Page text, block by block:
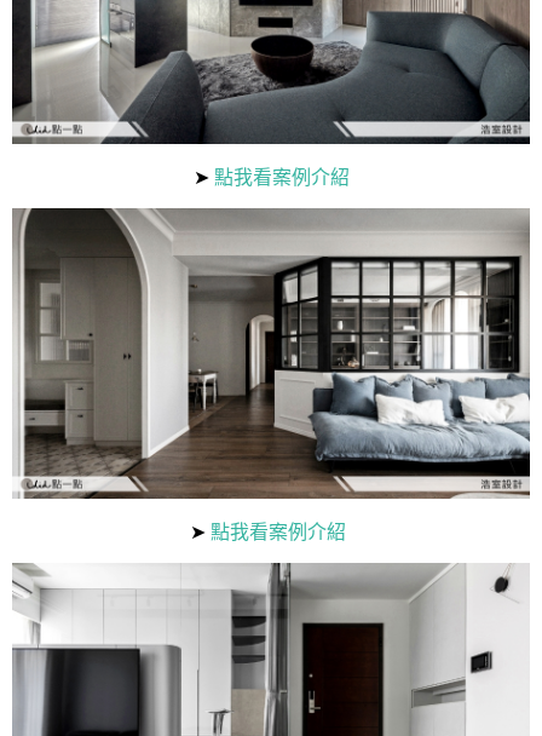
➤ 點我看案例介紹
➤ 點我看案例介紹
美式